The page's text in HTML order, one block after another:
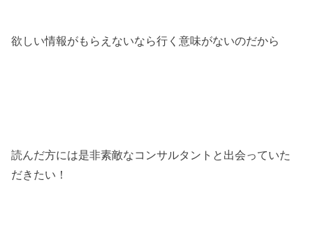
欲しい情報がもらえないなら行く意味がないのだから
読んだ方には是非素敵なコンサルタントと出会っていた
だきたい！